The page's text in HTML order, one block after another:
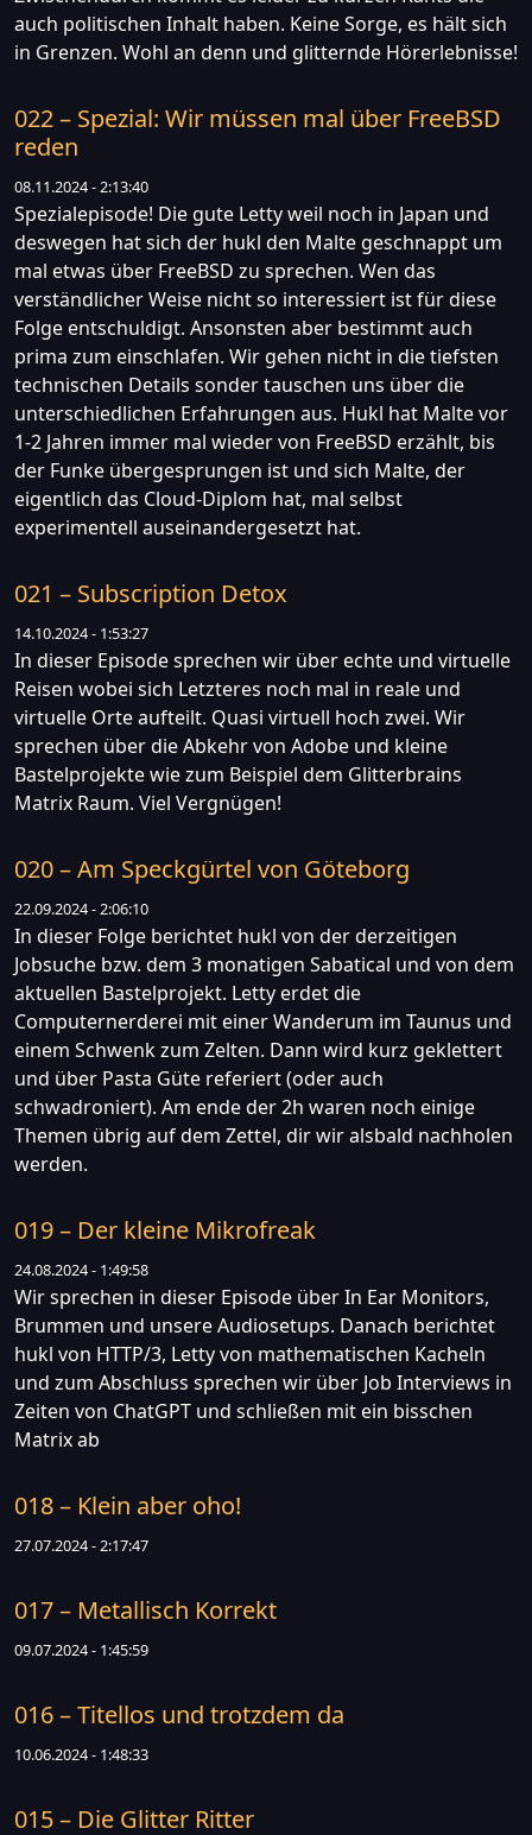
auch politischen Inhalt haben. Keine Sorge, es hält sich
in Grenzen. Wohl an denn und glitternde Hörerlebnisse!
022 – Spezial: Wir müssen mal über FreeBSD
reden
08.11.2024 - 2:13:40
Spezialepisode! Die gute Letty weil noch in Japan und
deswegen hat sich der hukl den Malte geschnappt um
mal etwas über FreeBSD zu sprechen. Wen das
verständlicher Weise nicht so interessiert ist für diese
Folge entschuldigt. Ansonsten aber bestimmt auch
prima zum einschlafen. Wir gehen nicht in die tiefsten
technischen Details sonder tauschen uns über die
unterschiedlichen Erfahrungen aus. Hukl hat Malte vor
1-2 Jahren immer mal wieder von FreeBSD erzählt, bis
der Funke übergesprungen ist und sich Malte, der
eigentlich das Cloud-Diplom hat, mal selbst
experimentell auseinandergesetzt hat.
021 – Subscription Detox
14.10.2024 - 1:53:27
In dieser Episode sprechen wir über echte und virtuelle
Reisen wobei sich Letzteres noch mal in reale und
virtuelle Orte aufteilt. Quasi virtuell hoch zwei. Wir
sprechen über die Abkehr von Adobe und kleine
Bastelprojekte wie zum Beispiel dem Glitterbrains
Matrix Raum. Viel Vergnügen!
020 – Am Speckgürtel von Göteborg
22.09.2024 - 2:06:10
In dieser Folge berichtet hukl von der derzeitigen
Jobsuche bzw. dem 3 monatigen Sabatical und von dem
aktuellen Bastelprojekt. Letty erdet die
Computernerderei mit einer Wanderum im Taunus und
einem Schwenk zum Zelten. Dann wird kurz geklettert
und über Pasta Güte referiert (oder auch
schwadroniert). Am ende der 2h waren noch einige
Themen übrig auf dem Zettel, dir wir alsbald nachholen
werden.
019 – Der kleine Mikrofreak
24.08.2024 - 1:49:58
Wir sprechen in dieser Episode über In Ear Monitors,
Brummen und unsere Audiosetups. Danach berichtet
hukl von HTTP/3, Letty von mathematischen Kacheln
und zum Abschluss sprechen wir über Job Interviews in
Zeiten von ChatGPT und schließen mit ein bisschen
Matrix ab
018 – Klein aber oho!
27.07.2024 - 2:17:47
017 – Metallisch Korrekt
09.07.2024 - 1:45:59
016 – Titellos und trotzdem da
10.06.2024 - 1:48:33
015 – Die Glitter Ritter